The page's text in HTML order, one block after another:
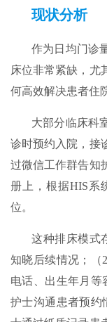
现状分析
作为日均门诊
床位非常紧缺，尤
何高效解决患者住
大部分临床科
诊时预约入院，接
过微信工作群告知
册上，根据HIS系
位。
这种排床模式
知晓后续情况；（
电话、出生年月等
护士沟通患者预约